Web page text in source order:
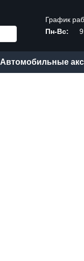
График
Пн-Вс:
Автомобильные